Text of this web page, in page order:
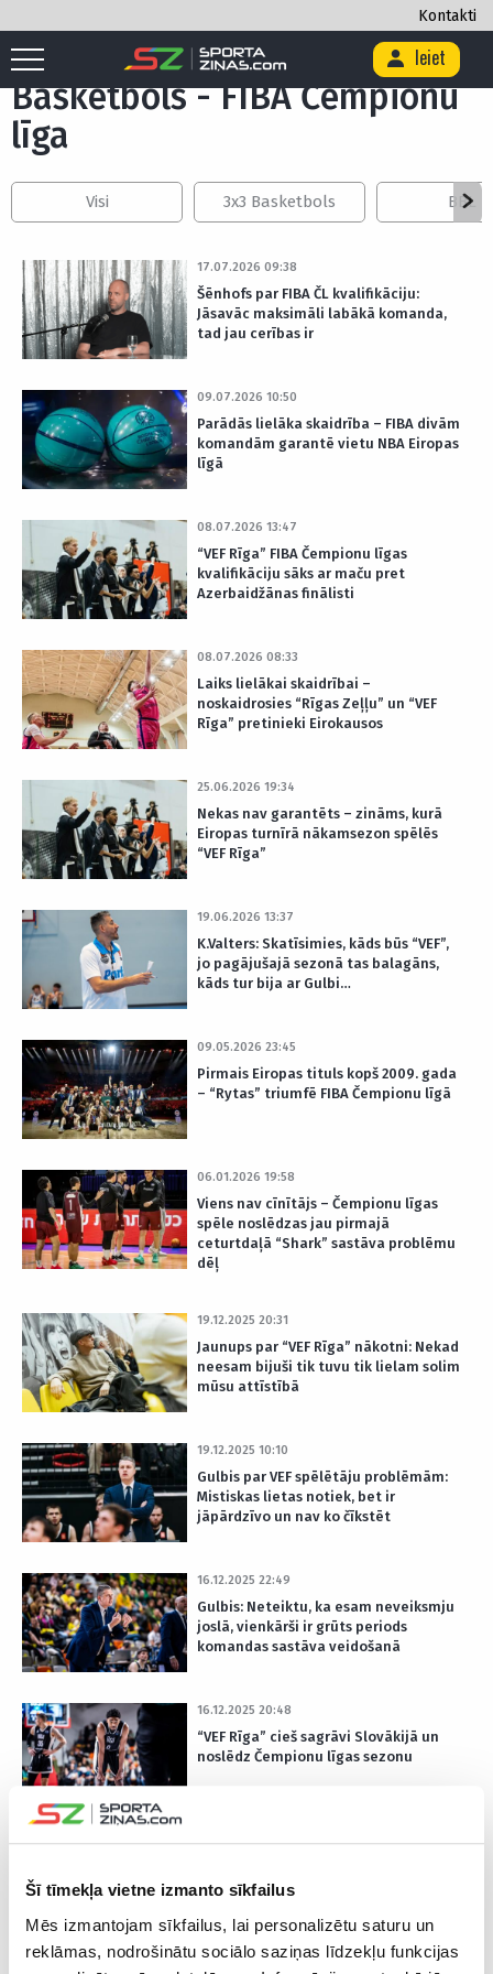
Šī tīmekļa vietne izmanto sīkfailus
Mēs izmantojam sīkfailus, lai personalizētu saturu un
reklāmas, nodrošinātu sociālo saziņas līdzekļu funkcijas
Kontakti
Ieiet
Sākums Basketbols / FIBA Čempionu līga
Basketbols - FIBA Čempionu
līga
Visi 3x3 Basketbols BBL
17.07.2026 09:38
Šēnhofs par FIBA ČL kvalifikāciju:
Jāsavāc maksimāli labākā komanda,
tad jau cerības ir
09.07.2026 10:50
Parādās lielāka skaidrība – FIBA divām
komandām garantē vietu NBA Eiropas
līgā
08.07.2026 13:47
“VEF Rīga” FIBA Čempionu līgas
kvalifikāciju sāks ar maču pret
Azerbaidžānas finālisti
08.07.2026 08:33
Laiks lielākai skaidrībai –
noskaidrosies “Rīgas Zeļļu” un “VEF
Rīga” pretinieki Eirokausos
25.06.2026 19:34
Nekas nav garantēts – zināms, kurā
Eiropas turnīrā nākamsezon spēlēs
“VEF Rīga”
19.06.2026 13:37
K.Valters: Skatīsimies, kāds būs “VEF”,
jo pagājušajā sezonā tas balagāns,
kāds tur bija ar Gulbi…
09.05.2026 23:45
Pirmais Eiropas tituls kopš 2009. gada
– “Rytas” triumfē FIBA Čempionu līgā
06.01.2026 19:58
Viens nav cīnītājs – Čempionu līgas
spēle noslēdzas jau pirmajā
ceturtdaļā “Shark” sastāva problēmu
dēļ
19.12.2025 20:31
Jaunups par “VEF Rīga” nākotni: Nekad
neesam bijuši tik tuvu tik lielam solim
mūsu attīstībā
19.12.2025 10:10
Gulbis par VEF spēlētāju problēmām:
Mistiskas lietas notiek, bet ir
jāpārdzīvo un nav ko čīkstēt
16.12.2025 22:49
Gulbis: Neteiktu, ka esam neveiksmju
joslā, vienkārši ir grūts periods
komandas sastāva veidošanā
16.12.2025 20:48
“VEF Rīga” cieš sagrāvi Slovākijā un
noslēdz Čempionu līgas sezonu
16.12.2025 09:18
izšķirošo spēli par iekļūšanu
12.12.2025 11:02